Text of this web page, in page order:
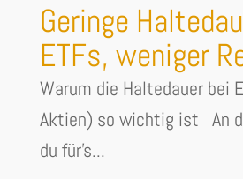
Geringe
ETFs, weniger
Warum die Haltedauer bei
Aktien) so wichtig ist An
du für's...